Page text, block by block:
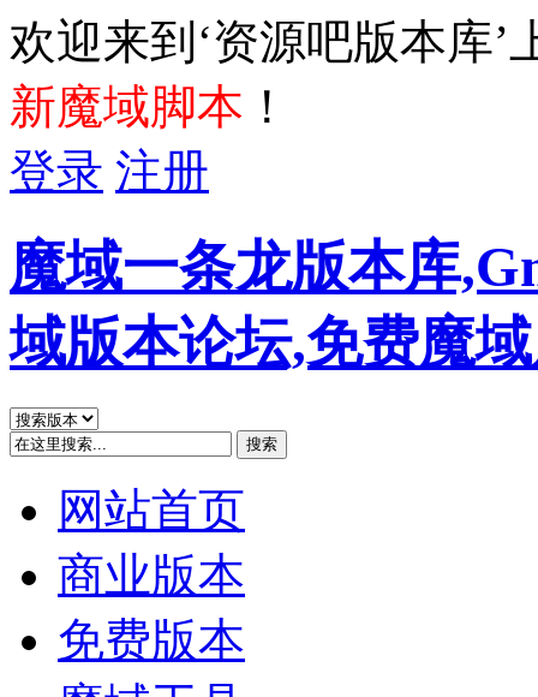
欢迎来到‘资源吧版本库
新魔域脚本 ！
登录 注册
魔域一条龙版本库
域版本论坛,免费魔
搜索
网站首页
商业版本
免费版本